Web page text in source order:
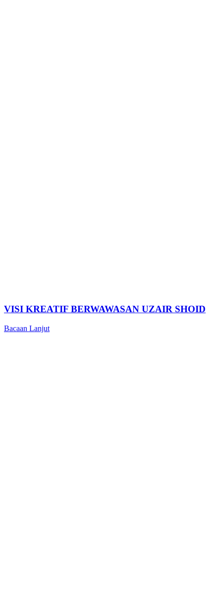
VISI KREATIF BERWAWASAN UZAIR SHOID
Bacaan Lanjut